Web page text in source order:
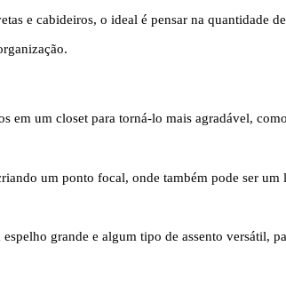
e cabideiros, o ideal é pensar na quantidade
em um closet para torná-lo mais agradável,
um ponto focal, onde também pode ser
grande e algum tipo de assento versátil,